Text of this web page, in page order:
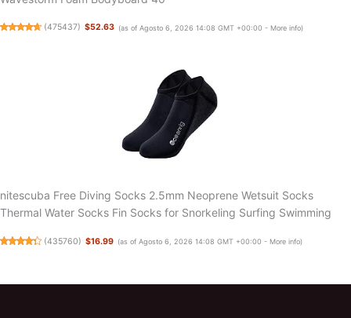
(475437) $52.63 (as of Agosto 6, 2026 14:08 GMT +00:00 - More info)
nitescuba Free Diving Socks 2.5mm Neoprene Wetsuit Socks
Thermal Water Socks Fin Socks for Snorkeling Surfing Swimming
(435760) $16.99 (as of Agosto 6, 2026 14:08 GMT +00:00 - More info)